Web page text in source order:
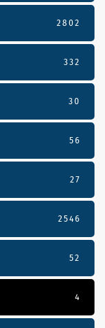
2802
332
30
56
27
2546
52
4